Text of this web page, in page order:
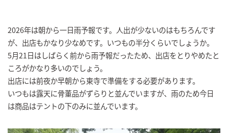
2026年は朝から一日雨予報です。人出が少ないのはもちろんです
が、出店もかなり少なめです。いつもの半分くらいでしょうか。
5月21日はしばらく前から雨予報だったため、出店をとりやめたと
ころがかなり多いのでしょう。
出店には前夜か早朝から東寺で準備をする必要があります。
いつもは露天に骨董品がずらりと並んでいますが、雨のため今日
は商品はテントの下のみに並んでいます。